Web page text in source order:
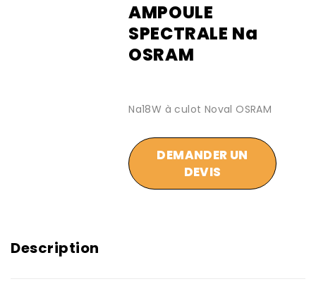
AMPOULE
SPECTRALE Na
OSRAM
Na18W à culot Noval OSRAM
DEMANDER UN
DEVIS
Description